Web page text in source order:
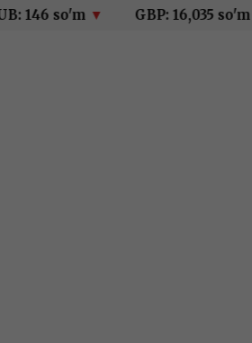
146 so'm▼ GBP: 16,035 so'm▲